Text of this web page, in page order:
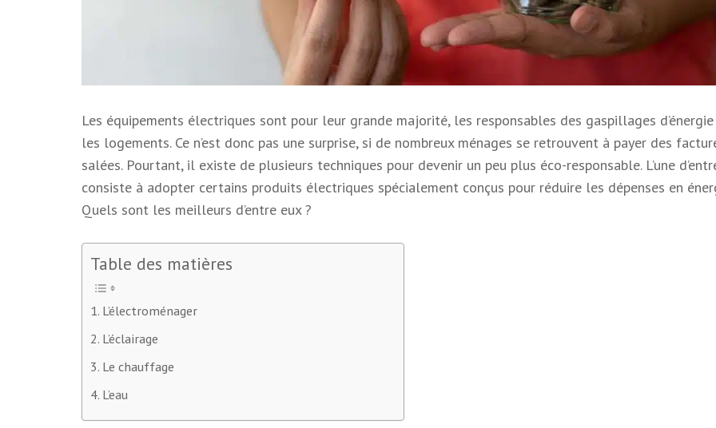
Les équipements électriques sont pour leur grande majorité, les responsables des gaspillages
les logements. Ce n’est donc pas une surprise, si de nombreux ménages se retrouvent à payer des
salées. Pourtant, il existe de plusieurs techniques pour devenir un peu plus éco-responsable. L’une
consiste à adopter certains produits électriques spécialement conçus pour réduire les dépenses en
Quels sont les meilleurs d’entre eux ?
Table des matières
L’électroménager
L’éclairage
Le chauffage
L’eau